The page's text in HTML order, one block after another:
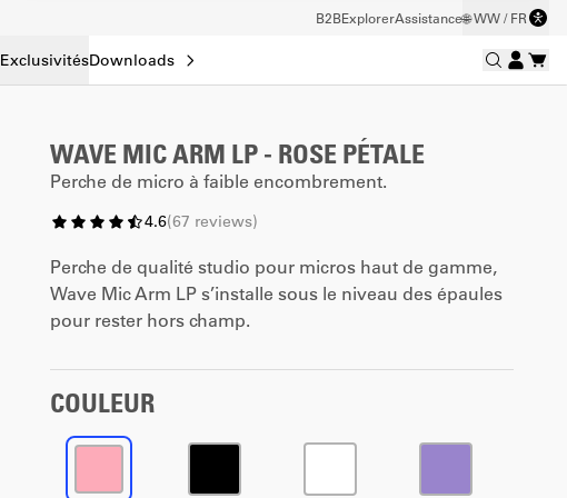
B2BExplorerAssistance🌐 WW / FR
ExclusivitésDownloads
WAVE MIC ARM LP - ROSE PÉTALE
Perche de micro à faible encombrement.
4.6(67 reviews)
Perche de qualité studio pour micros haut de gamme,
Wave Mic Arm LP s’installe sous le niveau des épaules
pour rester hors champ.
COULEUR